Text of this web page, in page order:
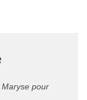
pour